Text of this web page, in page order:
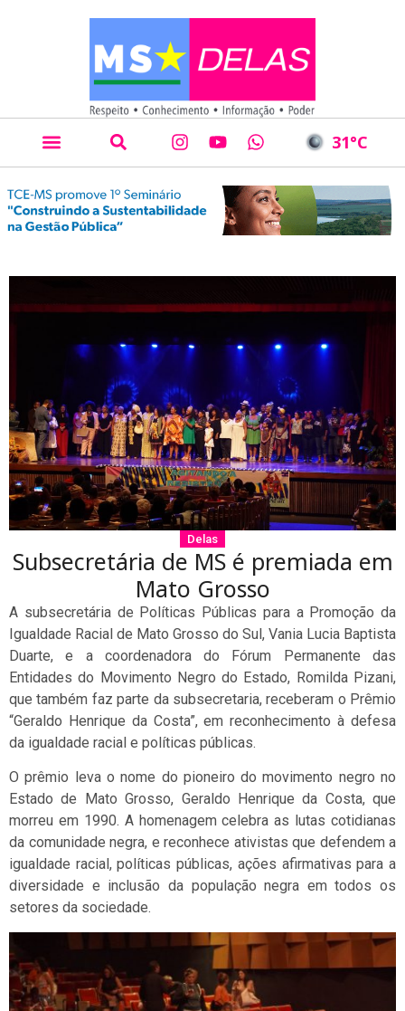
31°C
Delas
Subsecretária de MS é premiada em
Mato Grosso
A subsecretária de Políticas Públicas para a Promoção da
Igualdade Racial de Mato Grosso do Sul, Vania Lucia Baptista
Duarte, e a coordenadora do Fórum Permanente das
Entidades do Movimento Negro do Estado, Romilda Pizani,
que também faz parte da subsecretaria, receberam o Prêmio
“Geraldo Henrique da Costa”, em reconhecimento à defesa
da igualdade racial e políticas públicas.
O prêmio leva o nome do pioneiro do movimento negro no
Estado de Mato Grosso, Geraldo Henrique da Costa, que
morreu em 1990. A homenagem celebra as lutas cotidianas
da comunidade negra, e reconhece ativistas que defendem a
igualdade racial, políticas públicas, ações afirmativas para a
diversidade e inclusão da população negra em todos os
setores da sociedade.